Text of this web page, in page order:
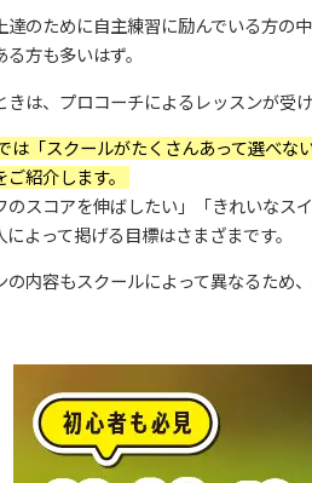
達のために自主練習に励んでいる方の
る方も多いはず。
きは、プロコーチによるレッスンが受
は「スクールがたくさんあって選べな
ご紹介します。
のスコアを伸ばしたい」「きれいなス
によって掲げる目標はさまざまです。
の内容もスクールによって異なるため